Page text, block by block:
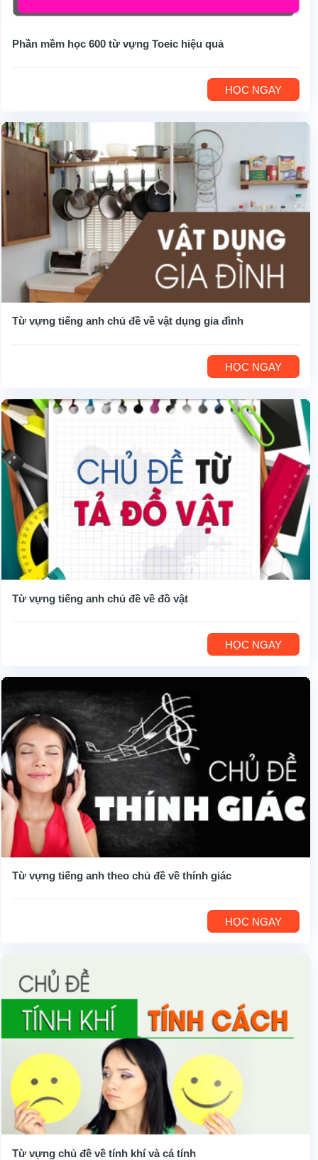
Phần mềm học 600 từ vựng Toeic hiệu quả
HỌC NGAY
Từ vựng tiếng anh chủ đề về vật dụng gia đình
HỌC NGAY
Từ vựng tiếng anh chủ đề về đồ vật
HỌC NGAY
Từ vựng tiếng anh theo chủ đề về thính giác
HỌC NGAY
Từ vựng chủ đề về tính khí và cá tính